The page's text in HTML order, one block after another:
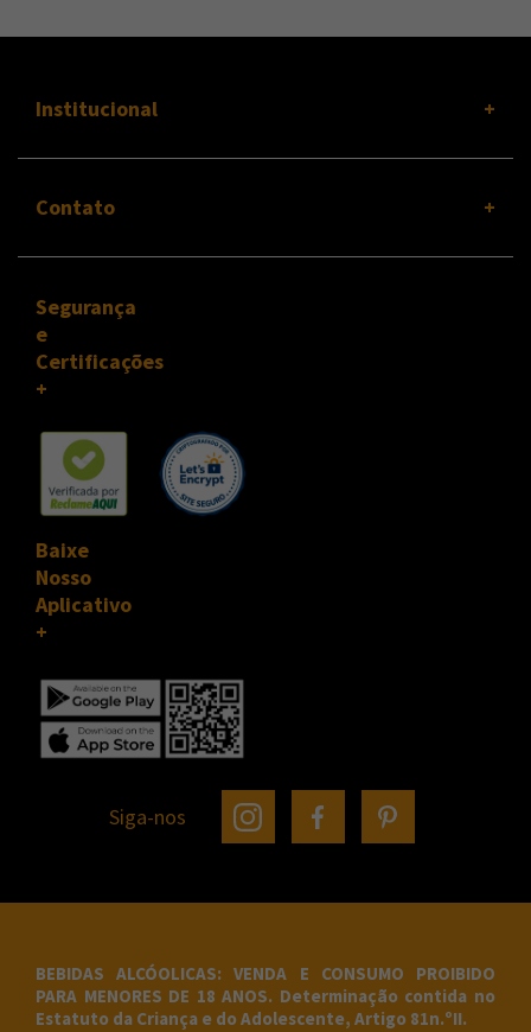
Institucional
Contato
Segurança
e
Certificações
Baixe
Nosso
Aplicativo
Siga-nos
BEBIDAS ALCÓOLICAS: VENDA E CONSUMO PROIBIDO
PARA MENORES DE 18 ANOS. Determinação contida no
Estatuto da Criança e do Adolescente, Artigo 81n.ºII.